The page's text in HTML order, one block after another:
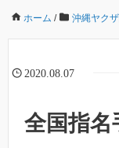
ホーム / 沖縄ヤク
2020.08.07
全国指名